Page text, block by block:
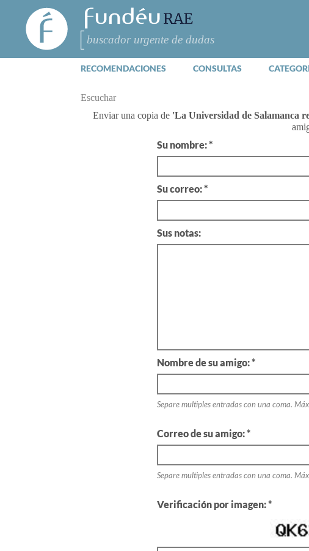
FundéuRAE
- Fundación
del Español
Urgente
Buscar
RECOMENDACIONES CONSULTAS
Escuchar
Enviar una copia de 'La Universidad de Salamanca
Su nombre: *
Su correo: *
Sus notas:
Nombre de su amigo: *
Separe multiples entradas con una coma.
Correo de su amigo: *
Separe multiples entradas con una coma.
Verificación por imagen: *